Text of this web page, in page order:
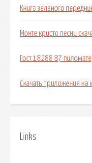
Книга зеленого
Монте кристо песни
Гост 18288 87
Скачать приложения на
Links